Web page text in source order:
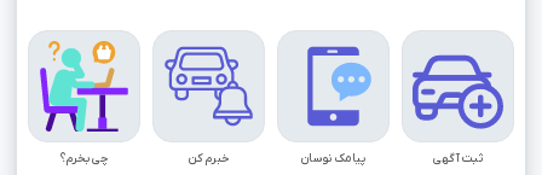
ثبت آگهی پیامک نوسان خبرم کن چی بخرم؟